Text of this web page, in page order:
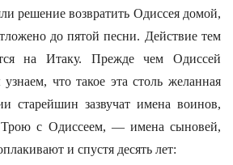
решение возвратить Одиссея домой,
до пятой песни. Действие тем
на Итаку. Прежде чем Одиссей
что такое эта столь желанная
старейшин зазвучат имена воинов,
Трою с Одиссеем, — имена сыновей,
и спустя десять лет: